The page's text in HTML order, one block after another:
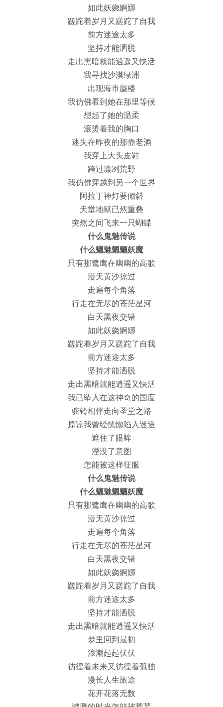
如此妖娆婀娜
蹉跎着岁月又蹉跎了自我
前方迷途太多
坚持才能洒脱
走出黑暗就能逍遥又快活
我寻找沙漠绿洲
出现海市蜃楼
我仿佛看到她在那里等候
想起了她的温柔
滚烫着我的胸口
迷失在昨夜的那壶老酒
我穿上大头皮鞋
跨过凛冽荒野
我仿佛穿越到另一个世界
阿拉丁神灯要倾斜
天堂地狱已然重叠
突然之间飞来一只蝴蝶
什么鬼魅传说
什么魑魅魍魉妖魔
只有那鹭鹰在幽幽的高歌
漫天黄沙掠过
走遍每个角落
行走在无尽的苍茫星河
白天黑夜交错
如此妖娆婀娜
蹉跎着岁月又蹉跎了自我
前方迷途太多
坚持才能洒脱
走出黑暗就能逍遥又快活
我已坠入在这神奇的国度
驼铃相伴走向圣堂之路
原谅我曾经恍惚陷入迷途
遮住了眼眸
湮没了意图
怎能被这样征服
什么鬼魅传说
什么魑魅魍魉妖魔
只有那鹭鹰在幽幽的高歌
漫天黄沙掠过
走遍每个角落
行走在无尽的苍茫星河
白天黑夜交错
如此妖娆婀娜
蹉跎着岁月又蹉跎了自我
前方迷途太多
坚持才能洒脱
走出黑暗就能逍遥又快活
梦里回到最初
浪潮起起伏伏
彷徨着未来又彷徨着孤独
漫长人生旅途
花开花落无数